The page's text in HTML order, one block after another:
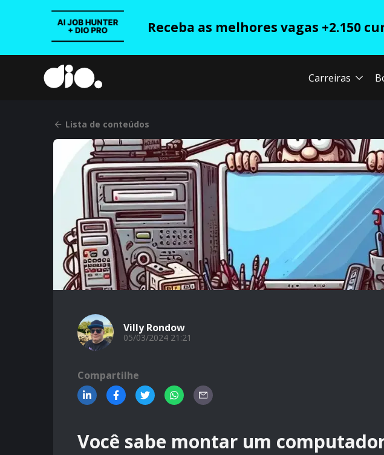
Receba as melhores vagas +2.150
Carreiras
Lista de conteúdos
Villy Rondow
05/03/2024 21:21
Compartilhe
Você sabe montar um